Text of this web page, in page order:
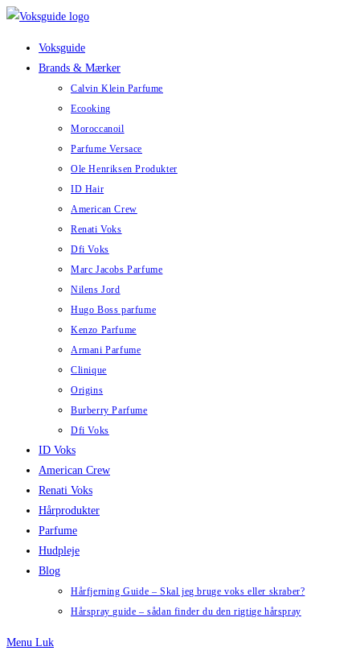
Skip
Voksguide
Brands & Mærker
Calvin Klein Parfume
Ecooking
Moroccanoil
Parfume Versace
Ole Henriksen Produkter
ID Hair
American Crew
Renati Voks
Dfi Voks
Marc Jacobs Parfume
Nilens Jord
Hugo Boss parfume
Kenzo Parfume
Armani Parfume
Clinique
Origins
Burberry Parfume
Dfi Voks
ID Voks
American Crew
Renati Voks
Hårprodukter
Parfume
Hudpleje
Blog
Hårfjerning Guide – Skal jeg bruge voks eller skraber?
Hårspray guide – sådan finder du den rigtige hårspray
Menu Luk